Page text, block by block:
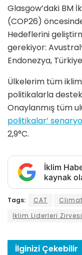
Glasgow’daki BM
(COP26)
Hedeflerini
gerekiyor:
Endonezya,
Ülkelerim tüm
politikalarla
Onaylanmış tüm
politikalar’
2,9°C.
İklim
kaynak
Tags: CAT
İklim Liderleri Zirvesi
İlginizi Çekebilir